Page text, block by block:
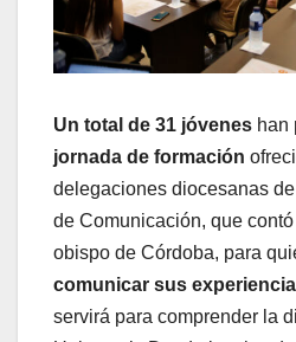
Un total de 31 jóvenes han
jornada de formación
delegaciones diocesanas
de Comunicación, que
obispo de Córdoba, para
comunicar sus
servirá para comprender la